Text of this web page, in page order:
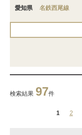
愛知県 名鉄西尾線
検索結果 97件
1 2